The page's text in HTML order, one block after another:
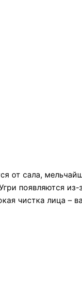
от сала,
появляются из-
чистка лица –